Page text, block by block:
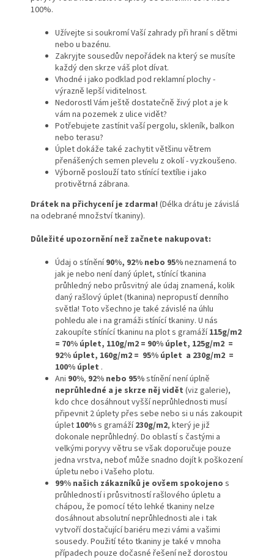
100%.
Užívejte si soukromí Vaší zahrady při hraní s dětmi
nebo u bazénu.
Zakryjte sousedův nepořádek na který se musíte
každý den skrze váš plot dívat.
Vhodné i jako podklad pod reklamní plochy -
výrazně lepší viditelnost.
Nedorostl Vám ještě dostatečně živý plot a je k
vám na pozemek z ulice vidět?
Potřebujete zastínit vaší pergolu, skleník, balkon
nebo terasu?
Úplet dokáže také zachytit většinu větrem
přenášených semen plevelu z okolí - vyzkoušeno.
Výborně poslouží tato stínící textílie i jako
protivětrná zábrana.
Drátek na přichycení je zdarma! (Délka drátu je závislá
na odebrané množství tkaniny).
Důležité upozornění než začnete nakupovat:
Údaj o stínění90%, 92% nebo 95%neznamená to
jak je nebo není daný úplet, stínící tkanina
průhledný nebo průsvitný ale údaj znamená, kolik
daný rašlový úplet (tkanina) nepropustí denního
světla! Toto všechno je také závislé na úhlu
pohledu ale i na gramáži stínící tkaniny. U nás
zakoupíte stínící tkaninu na plot s gramáží115g/m2
= 70% úplet, 110g/m2 = 90% úplet, 125g/m2 =
92% úplet, 160g/m2 = 95% úplet a 230g/m2 =
100% úplet .
Ani 90%, 92% nebo 95%stínění není úplně
neprůhledné a je skrze něj vidět (viz galerie),
kdo chce dosáhnout vyšší neprůhlednosti musí
připevnit 2 úplety přes sebe nebo si u nás zakoupit
úplet 100%s gramáží230g/m2, který je již
dokonale neprůhledný. Do oblastí s častými a
velkými poryvy větru se však doporučuje pouze
jedna vrstva, neboť může snadno dojít k poškození
úpletu nebo i Vašeho plotu.
99% našich zákazníků je ovšem spokojeno s
průhledností i průsvitností rašlového úpletu a
chápou, že pomocí této lehké tkaniny nelze
dosáhnout absolutní neprůhlednosti ale i tak
vytvoří dostačující bariéru mezi vámi a vašimi
sousedy. Použití této tkaniny je také v mnoha
případech pouze dočasné řešení než dorostou